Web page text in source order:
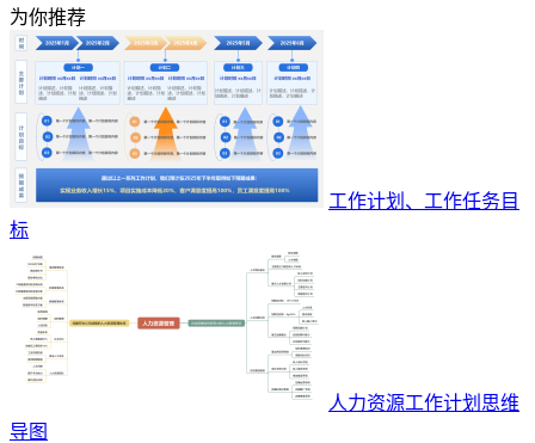
为你推荐
工作计划、工作任务目
标
人力资源工作计划思维
导图